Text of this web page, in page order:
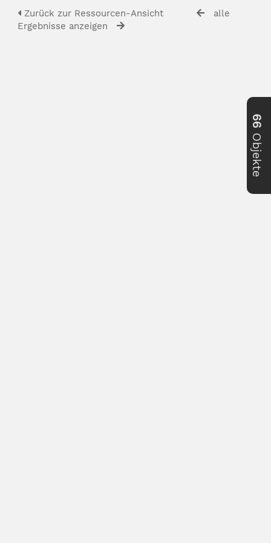
Zurück zur Ressourcen-Ansicht
alle
Ergebnisse anzeigen
66
Objekte